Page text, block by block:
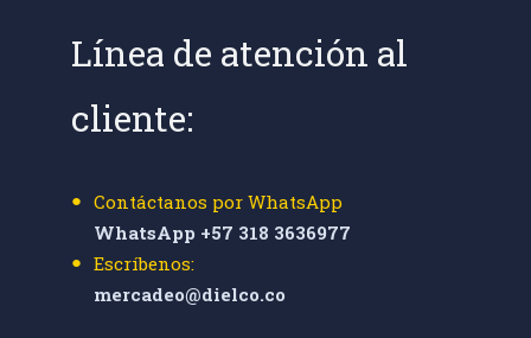
Línea de atención al
cliente:
Contáctanos por WhatsApp
WhatsApp +57 318 3636977
Escríbenos:
mercadeo@dielco.co